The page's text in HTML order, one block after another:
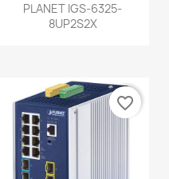
PLANET IGS-6325-
8UP2S2X
favorite_border